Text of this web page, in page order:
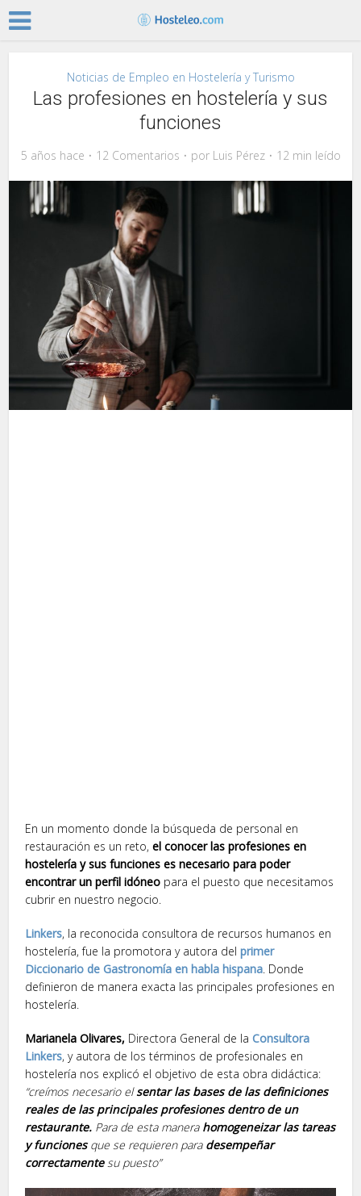
Noticias de Empleo en Hostelería y Turismo
Las profesiones en hostelería y sus
funciones
5 años hace 12 Comentarios por Luis Pérez 12 min leído
En un momento donde la búsqueda de personal en
restauración es un reto, el conocer las profesiones en
hostelería y sus funciones es necesario para poder
encontrar un perfil idóneo para el puesto que necesitamos
cubrir en nuestro negocio.
Linkers, la reconocida consultora de recursos humanos en
hostelería, fue la promotora y autora del primer
Diccionario de Gastronomía en habla hispana . Donde
definieron de manera exacta las principales profesiones en
hostelería.
Marianela Olivares, Directora General de la Consultora
Linkers, y autora de los términos de profesionales en
hostelería nos explicó el objetivo de esta obra didáctica:
“creímos necesario elsentar las bases de las definiciones
reales de las principales profesiones dentro de un
restaurante. Para de esta manera homogeneizar las tareas
y funcionesque se requieren para desempeñar
correctamentesu puesto”